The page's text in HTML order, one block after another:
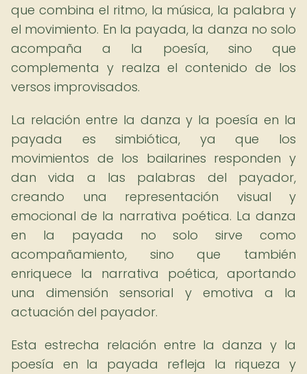
que combina el ritmo, la música, la palabra y
el movimiento. En la payada, la danza no solo
acompaña a la poesía, sino que
complementa y realza el contenido de los
versos improvisados.
La relación entre la danza y la poesía en la
payada es simbiótica, ya que los
movimientos de los bailarines responden y
dan vida a las palabras del payador,
creando una representación visual y
emocional de la narrativa poética. La danza
en la payada no solo sirve como
acompañamiento, sino que también
enriquece la narrativa poética, aportando
una dimensión sensorial y emotiva a la
actuación del payador.
Esta estrecha relación entre la danza y la
poesía en la payada refleja la riqueza y